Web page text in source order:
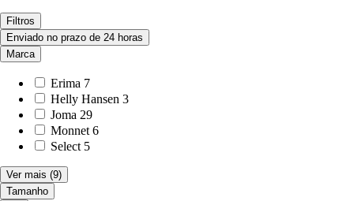
Filtros
Enviado no prazo de 24 horas
Marca
Erima 7
Helly Hansen 3
Joma 29
Monnet 6
Select 5
Ver mais (9)
Tamanho